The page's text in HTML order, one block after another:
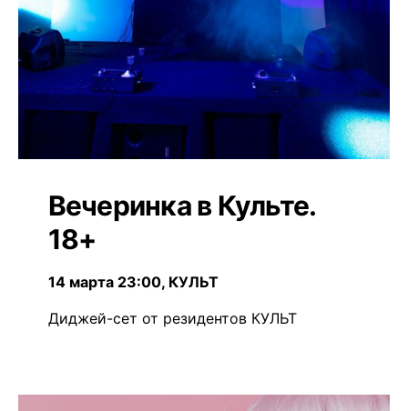
Вечеринка в Культе.
18+
14 марта 23:00, КУЛЬТ
Диджей-сет от резидентов КУЛЬТ